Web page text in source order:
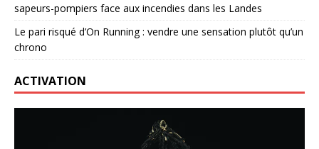
sapeurs-pompiers face aux incendies dans les Landes
Le pari risqué d’On Running : vendre une sensation plutôt qu’un
chrono
ACTIVATION